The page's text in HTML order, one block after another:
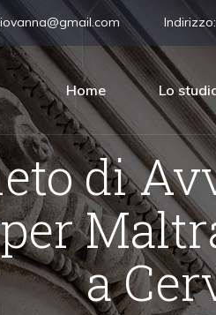
Indirizzo:
Home Lo
di
a